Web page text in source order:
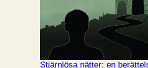
Stjärnlösa nätter: en